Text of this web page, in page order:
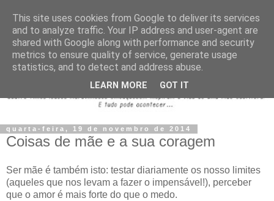
quarta-feira, 19 de novembro de 2014
Coisas de mãe e a sua coragem
Ser mãe é também isto: testar diariamente os nosso limites
(aqueles que nos levam a fazer o impensável!), perceber
que o amor é mais forte do que o medo.
This site uses cookies from Google to deliver its services
and to analyze traffic. Your IP address and user-agent are
shared with Google along with performance and security
metrics to ensure quality of service, generate usage
statistics, and to detect and address abuse.
LEARN MORE GOT IT